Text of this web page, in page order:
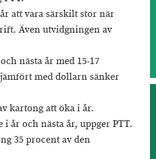
att vara särskilt stor när
Även utvidgningen av
nästa år med 15-17
med dollarn sänker
kartong att öka i år.
år och nästa år, uppger PTT.
35 procent av den